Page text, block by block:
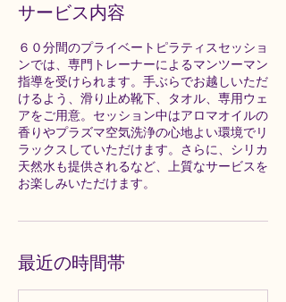
サービス内容
６０分間のプライベートピラティスセッショ
ンでは、専門トレーナーによるマンツーマン
指導を受けられます。手ぶらでお越しいただ
けるよう、滑り止め靴下、タオル、専用ウェ
アをご用意。セッション中はアロマオイルの
香りやプラズマ空気洗浄の心地よい環境でリ
ラックスしていただけます。さらに、シリカ
天然水も提供されるなど、上質なサービスを
お楽しみいただけます。
最近の時間帯